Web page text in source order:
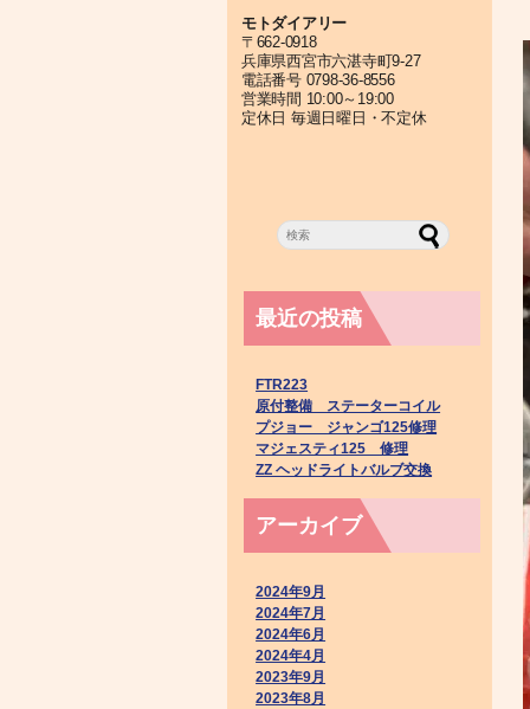
モトダイアリー
〒662-0918
兵庫県西宮市六湛寺町9-27
電話番号 0798-36-8556
営業時間 10:00～19:00
定休日 毎週日曜日・不定休
最近の投稿
FTR223
原付整備 ステーターコイル
プジョー ジャンゴ125修理
マジェスティ125 修理
ZZ ヘッドライトバルブ交換
アーカイブ
2024年9月
2024年7月
2024年6月
2024年4月
2023年9月
2023年8月